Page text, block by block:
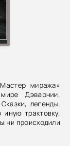
миража»
Дэварнии,
легенды,
трактовку,
ни происходили
Особенно это
обладающие